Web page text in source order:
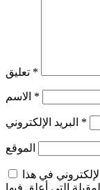
*
*
*
الموقع
في هذا